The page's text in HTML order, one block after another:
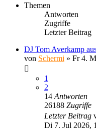
Themen
Antworten
Zugriffe
Letzter Beitrag
DJ Tom Averkamp
von Schermi » Fr 4.
1
2
14 Antworten
26188 Zugriffe
Letzter Beitrag
Di 7. Jul 2026,